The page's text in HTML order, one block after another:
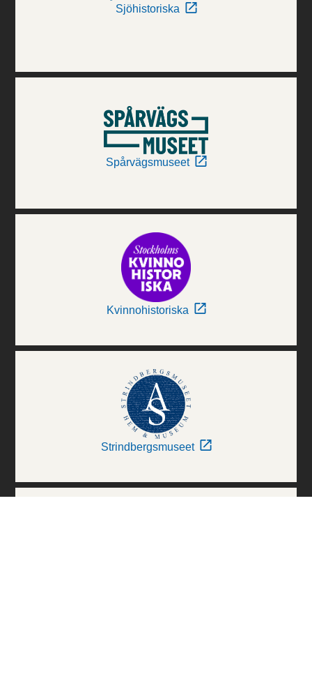
Sjöhistoriska
Spårvägsmuseet
Kvinnohistoriska
Strindbergsmuseet